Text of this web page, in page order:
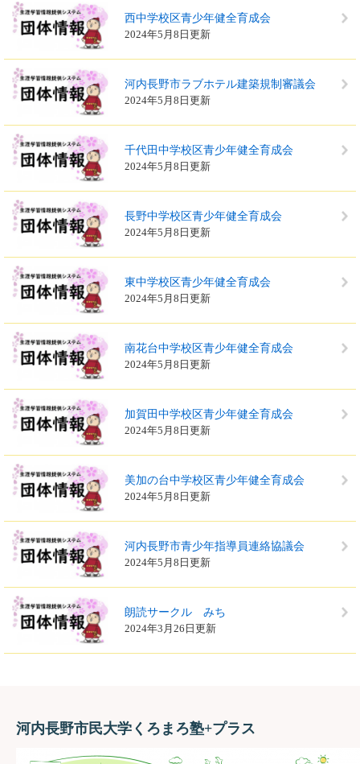
西中学校区青少年健全育成会
2024年5月8日更新
河内長野市ラブホテル建築規制審議会
2024年5月8日更新
千代田中学校区青少年健全育成会
2024年5月8日更新
長野中学校区青少年健全育成会
2024年5月8日更新
東中学校区青少年健全育成会
2024年5月8日更新
南花台中学校区青少年健全育成会
2024年5月8日更新
加賀田中学校区青少年健全育成会
2024年5月8日更新
美加の台中学校区青少年健全育成会
2024年5月8日更新
河内長野市青少年指導員連絡協議会
2024年5月8日更新
朗読サークル みち
2024年3月26日更新
河内長野市民大学くろまろ塾+プラス